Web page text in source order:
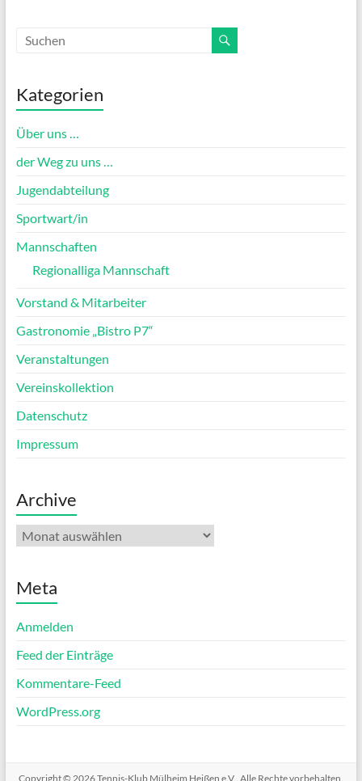
Kategorien
Über uns …
der Weg zu uns …
Jugendabteilung
Sportwart/in
Mannschaften
Regionalliga Mannschaft
Vorstand & Mitarbeiter
Gastronomie „Bistro P7“
Veranstaltungen
Vereinskollektion
Datenschutz
Impressum
Archive
Archive
Meta
Anmelden
Feed der Einträge
Kommentare-Feed
WordPress.org
Copyright © 2026Tennis-Klub Mülheim Heißen e.V. . Alle Rechte vorbehalten.